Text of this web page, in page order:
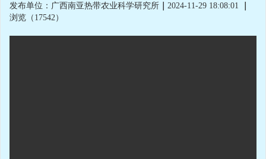
发布单位：广西南亚热带农业科学研究所 2024-11-29 18:08:01
浏览（17542）